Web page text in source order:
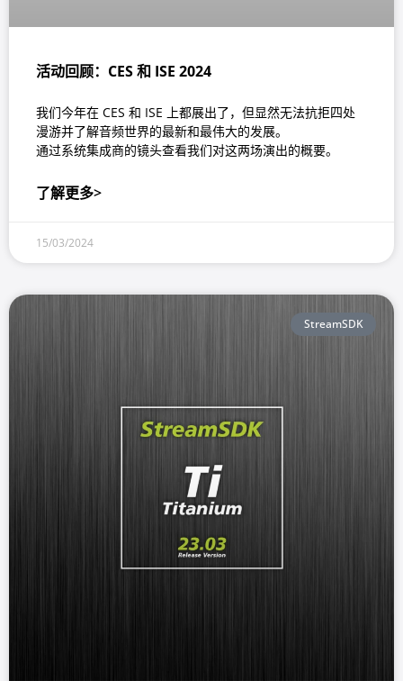
活动回顾：CES 和 ISE 2024
我们今年在 CES 和 ISE 上都展出了，但显然无法抗拒四处
漫游并了解音频世界的最新和最伟大的发展。
通过系统集成商的镜头查看我们对这两场演出的概要。
了解更多>
15/03/2024
StreamSDK